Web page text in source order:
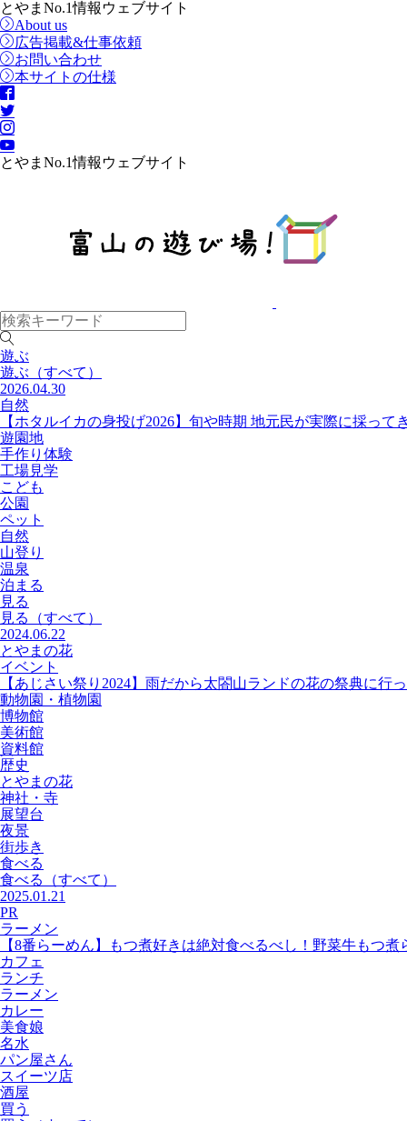
とやまNo.1情報ウェブサイト
About us
広告掲載&仕事依頼
お問い合わせ
本サイトの仕様
とやまNo.1情報ウェブサイト
遊ぶ
遊ぶ （すべて）
2026.04.30
自然
【ホタルイカの身投げ2026】旬や時期 地元民が実際に採って
遊園地
手作り体験
工場見学
こども
公園
ペット
自然
山登り
温泉
泊まる
見る
見る
（すべて）
2024.06.22
とやまの花
イベント
【あじさい祭り2024】雨だから太閤山ランドの花の祭典に行
動物園・植物園
博物館
美術館
資料館
歴史
とやまの花
神社・寺
展望台
夜景
街歩き
食べる
食べる
（すべて）
2025.01.21
PR
ラーメン
【8番らーめん】もつ煮好きは絶対食べるべし！野菜牛もつ
カフェ
ランチ
ラーメン
カレー
美食娘
名水
パン屋さん
スイーツ店
酒屋
買う